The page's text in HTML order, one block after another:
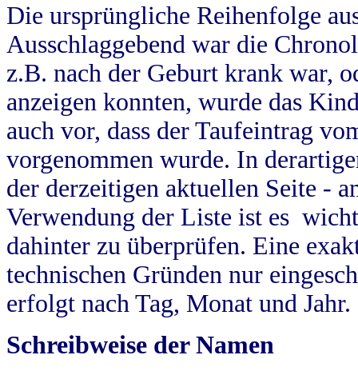
Die ursprüngliche Reihenfolge
Ausschlaggebend war die
z.B. nach der Geburt krank war,
anzeigen konnten, wurde das
auch vor, dass der Taufeintrag
vorgenommen wurde. In
der derzeitigen aktuellen Seite -
Verwendung der Liste ist es
dahinter zu überprüfen. Eine
technischen Gründen nur
erfolgt nach Tag, Monat und Jahr.
Schreibweise der Namen